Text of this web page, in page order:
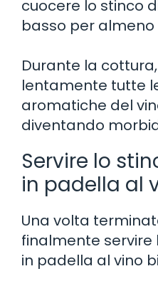
cuocere lo stinco
basso per almeno
Durante la
lentamente tutte
aromatiche del
diventando
Servire lo
in padella al
Una volta
finalmente servire
in padella al vino